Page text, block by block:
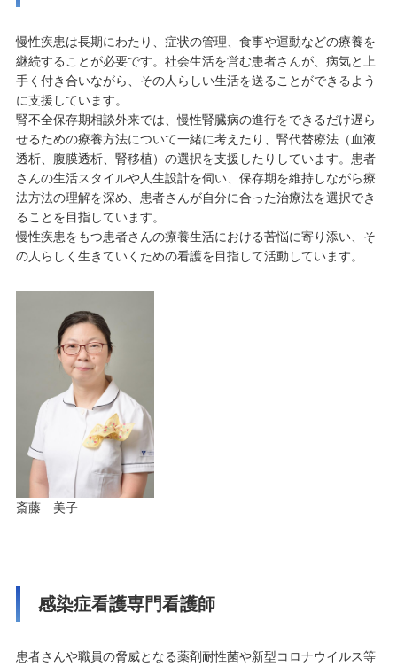
慢性疾患は長期にわたり、症状の管理、食事や運動などの療養を
継続することが必要です。社会生活を営む患者さんが、病気と上
手く付き合いながら、その人らしい生活を送ることができるよう
に支援しています。
腎不全保存期相談外来では、慢性腎臓病の進行をできるだけ遅ら
せるための療養方法について一緒に考えたり、腎代替療法（血液
透析、腹膜透析、腎移植）の選択を支援したりしています。患者
さんの生活スタイルや人生設計を伺い、保存期を維持しながら療
法方法の理解を深め、患者さんが自分に合った治療法を選択でき
ることを目指しています。
慢性疾患をもつ患者さんの療養生活における苦悩に寄り添い、そ
の人らしく生きていくための看護を目指して活動しています。
斎藤 美子
感染症看護専門看護師
患者さんや職員の脅威となる薬剤耐性菌や新型コロナウイルス等